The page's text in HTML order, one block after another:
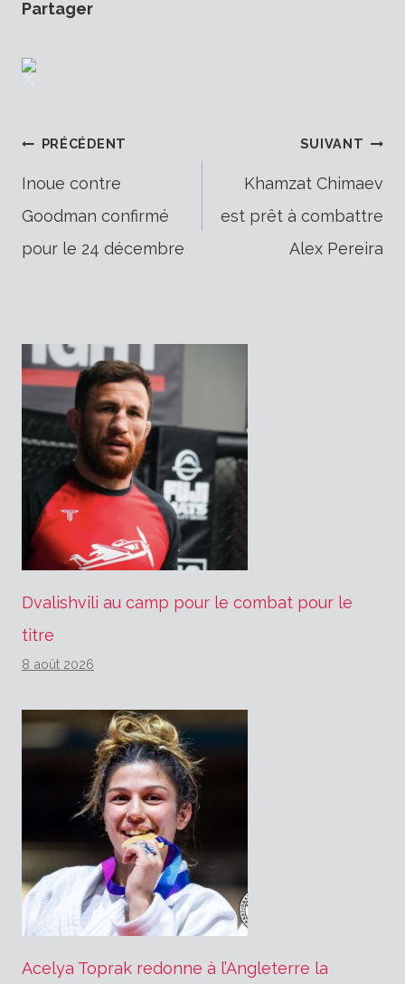
Partager
Navigation
de
l’article
PRÉCÉDENT
Inoue contre
Goodman confirmé
pour le 24 décembre
SUIVANT
Khamzat Chimaev
est prêt à combattre
Alex Pereira
Dvalishvili au camp pour le combat pour le
titre
8 août 2026
Acelya Toprak redonne à l’Angleterre la